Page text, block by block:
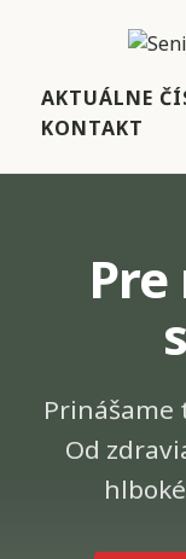
AKTUÁLNE
KONTAKT
Prinášame
Od